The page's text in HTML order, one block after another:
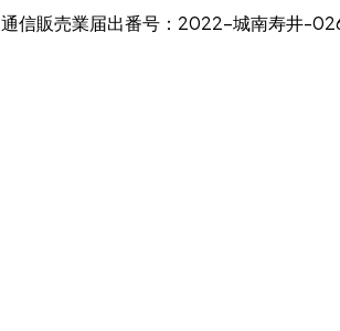
通信販売業届出番号：2022-城南寿井-